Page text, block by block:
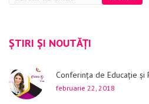
ȘTIRI ȘI NOUTĂȚI
Conferința de Educație și
februarie 22, 2018